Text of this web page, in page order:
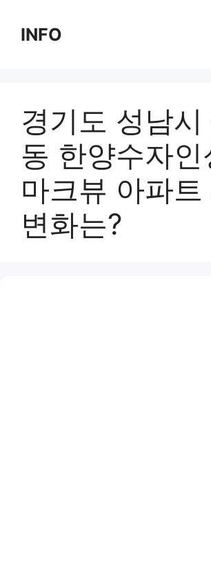
contentINFO
경기도 성남시
동 한양수자인
마크뷰 아파트
변화는?